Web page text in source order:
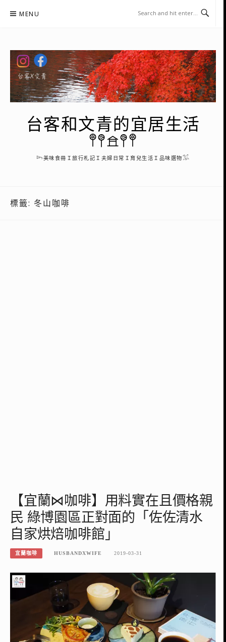
MENU
台客和文青的宜居生活
𖤣𖤥𖠿𖤥𖤣
𓆸美味食冊Ｉ旅行札記Ｉ夫婦日常Ｉ育兒生活Ｉ品味選物𓅮
標籤: 冬山咖啡
【宜蘭⋈咖啡】用料實在且價格親
民 綠博園區正對面的「佐佐清水
自家烘焙咖啡館」
宜蘭咖啡 HUSBANDXWIFE 2019-03-31